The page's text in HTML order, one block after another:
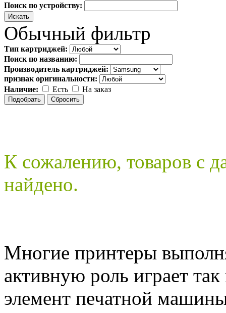
Поиск по устройству:
Обычный фильтр
Тип картриджей:
Поиск по названию:
Производитель картриджей:
признак оригинальности:
Наличие:
Есть На заказ
К сожалению, товаров с
найдено.
Многие принтеры
активную роль играет
элемент печатной